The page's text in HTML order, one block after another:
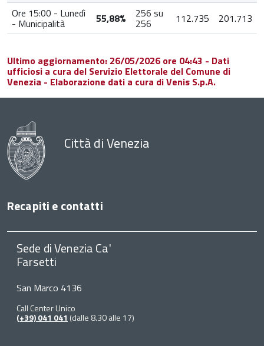
Ore 15:00 - Lunedì
- Municipalità 55,88% 256 su
256 112.735 201.713
Ultimo aggiornamento: 26/05/2026 ore 04:43 - Dati
ufficiosi a cura del Servizio Elettorale del Comune di
Venezia - Elaborazione dati a cura di Venis S.p.A.
Città di Venezia
Recapiti e contatti
Sede di Venezia Ca'
Farsetti
San Marco 4136
Call Center Unico
(+39) 041 041 (dalle 8.30 alle 17)